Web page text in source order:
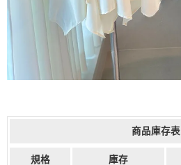
商品庫存表
規格 庫存